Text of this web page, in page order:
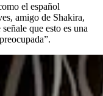
el español
amigo de Shakira,
que esto es una